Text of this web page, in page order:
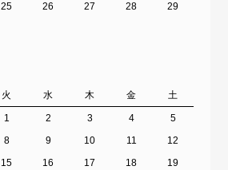
25 26 27 28
29
火 水 木 金 土
1 2 3 4
5
8 9 10 11
12
15 16 17 18
19